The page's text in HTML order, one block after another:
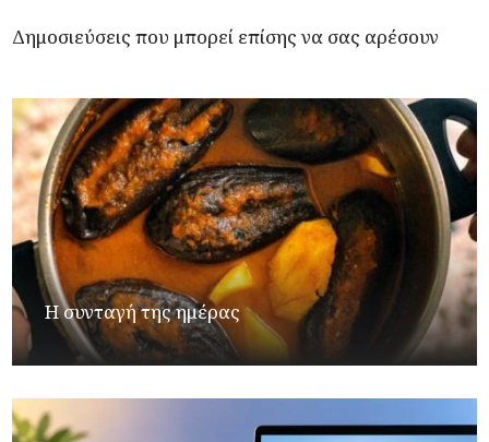
Δημοσιεύσεις που μπορεί επίσης να σας αρέσουν
Η συνταγή της ημέρας